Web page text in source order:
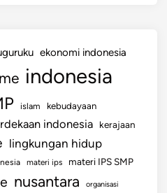
ekonomi indonesia
indonesia
islam kebudayaan
indonesia kerajaan
lingkungan hidup
materi ips materi IPS SMP
nusantara organisasi